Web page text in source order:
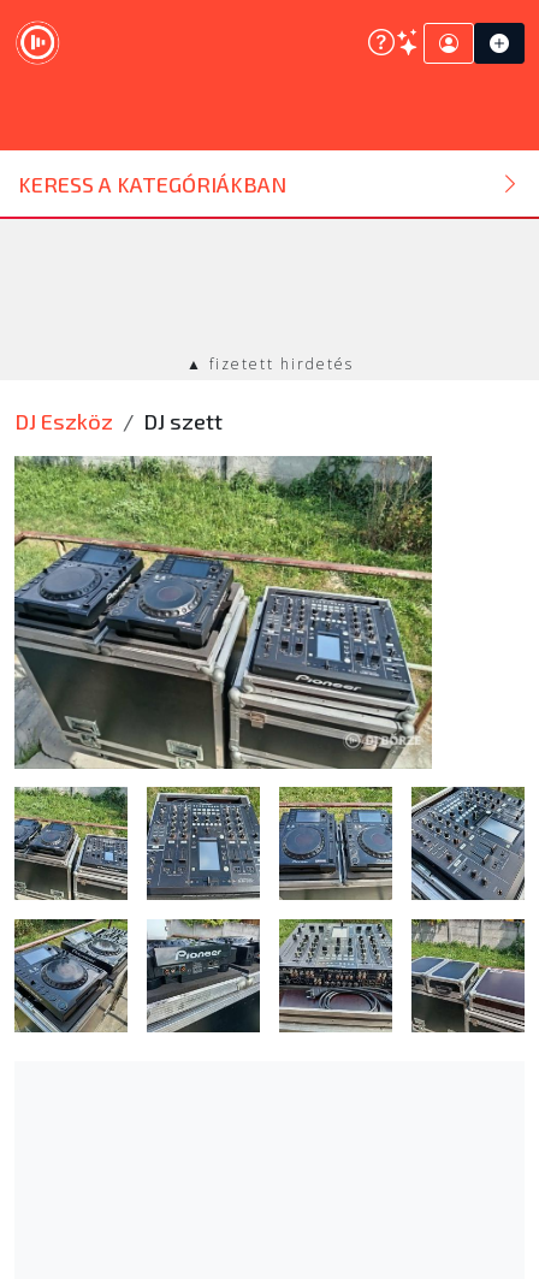
KERESS A KATEGÓRIÁKBAN
DJ ESZKÖZ
HANGTECHNIKA
SZOLGÁLTATÁSOK
ÚJ TERMÉKEK
▲ fizetett hirdetés
DJ Eszköz DJ szett